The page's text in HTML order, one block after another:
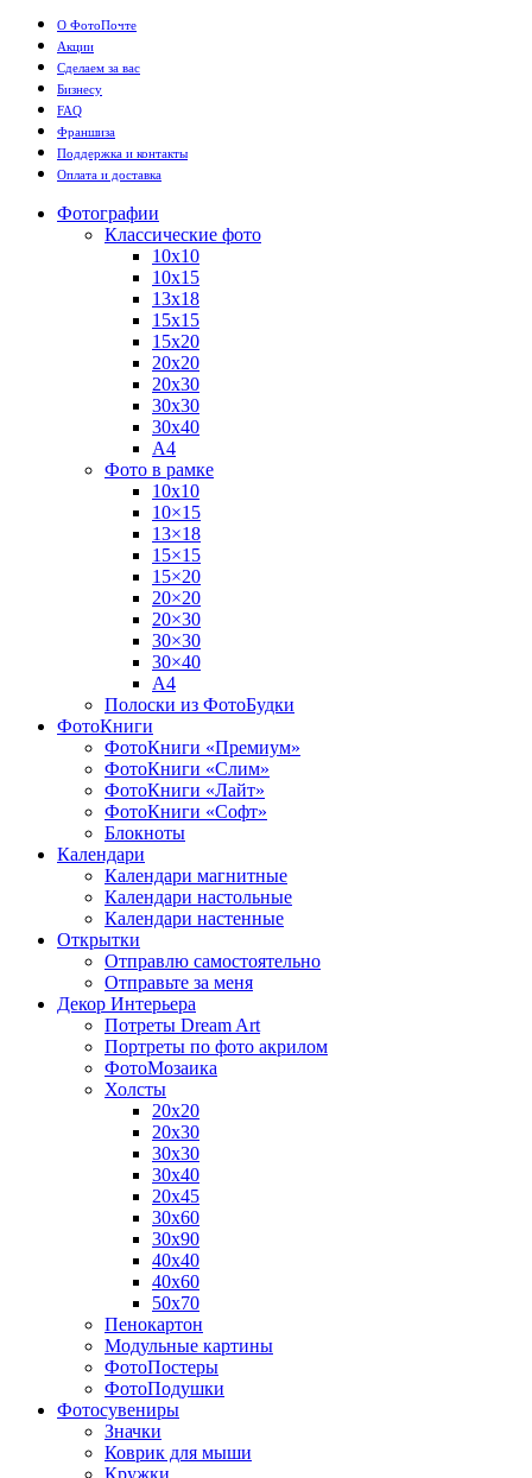
О ФотоПочте
Акции
Сделаем за вас
Бизнесу
FAQ
Франшиза
Поддержка и контакты
Оплата и доставка
Фотографии
Классические фото
10х10
10х15
13х18
15х15
15х20
20х20
20х30
30х30
30х40
А4
Фото в рамке
10х10
10×15
13×18
15×15
15×20
20×20
20×30
30×30
30×40
A4
Полоски из ФотоБудки
ФотоКниги
ФотоКниги «Премиум»
ФотоКниги «Слим»
ФотоКниги «Лайт»
ФотоКниги «Софт»
Блокноты
Календари
Календари магнитные
Календари настольные
Календари настенные
Открытки
Отправлю самостоятельно
Отправьте за меня
Декор Интерьера
Потреты Dream Art
Портреты по фото акрилом
ФотоМозаика
Холсты
20х20
20х30
30х30
30х40
20х45
30х60
30х90
40х40
40х60
50х70
Пенокартон
Модульные картины
ФотоПостеры
ФотоПодушки
Фотоcувениры
Значки
Коврик для мыши
Кружки